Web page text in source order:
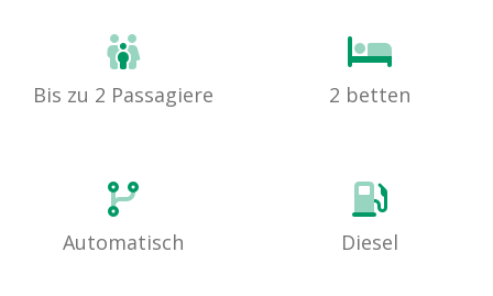
Bis zu 2 Passagiere 2 betten
Automatisch Diesel